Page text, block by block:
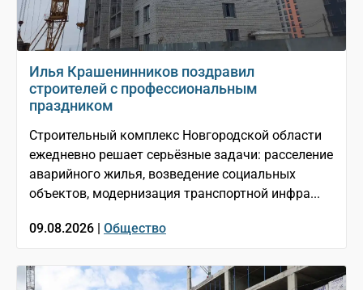
Илья Крашенинников поздравил
строителей с профессиональным
праздником
Строительный комплекс Новгородской области
ежедневно решает серьёзные задачи: расселение
аварийного жилья, возведение социальных
объектов, модернизация транспортной инфра...
09.08.2026 | Общество